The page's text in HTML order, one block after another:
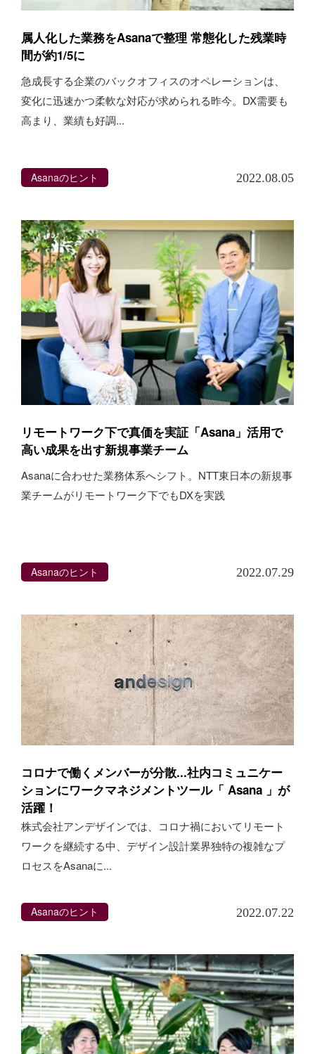
属人化した業務をAsanaで整理 常態化した残業時
間が約1/5に
急成長する企業のバックオフィスのオペレーションは、
変化に迅速かつ柔軟な対応が求められる昨今。DX需要も
高まり、業績も好調...
Asanaのヒント 2022.08.05
リモートワーク下で真価を実証「Asana」活用で
高い成果を出す新規事業チーム
Asanaに合わせた業務体系へシフト。NTT東日本の新規事
業チームがリモートワーク下でもDXを実践
Asanaのヒント 2022.07.29
コロナで働くメンバーが分散...社内コミュニケー
ションにワークマネジメントツール「 Asana 」が
活躍！
株式会社アンデザインでは、コロナ禍においてリモート
ワークを継続する中、デザイン設計業界独特の複雑なプ
ロセスをAsanaに...
Asanaのヒント 2022.07.22